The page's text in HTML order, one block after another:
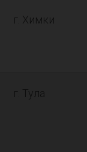
г. Химки
г. Тула